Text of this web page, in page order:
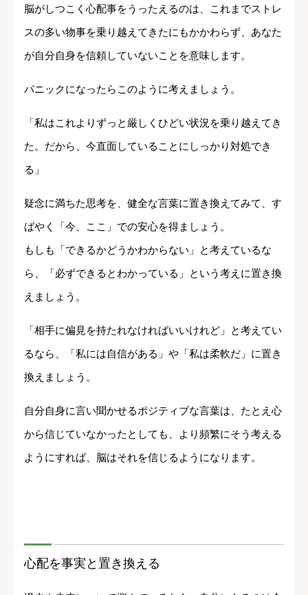
脳がしつこく心配事をうったえるのは、これまでストレ
スの多い物事を乗り越えてきたにもかかわらず、あなた
が自分自身を信頼していないことを意味します。
パニックになったらこのように考えましょう。
「私はこれよりずっと厳しくひどい状況を乗り越えてき
た。だから、今直面していることにしっかり対処でき
る」
疑念に満ちた思考を、健全な言葉に置き換えてみて、す
ばやく「今、ここ」での安心を得ましょう。
もしも「できるかどうかわからない」と考えているな
ら、「必ずできるとわかっている」という考えに置き換
えましょう。
「相手に偏見を持たれなければいいけれど」と考えてい
るなら、「私には自信がある」や「私は柔軟だ」に置き
換えましょう。
自分自身に言い聞かせるポジティブな言葉は、たとえ心
から信じていなかったとしても、より頻繁にそう考える
ようにすれば、脳はそれを信じるようになります。
心配を事実と置き換える